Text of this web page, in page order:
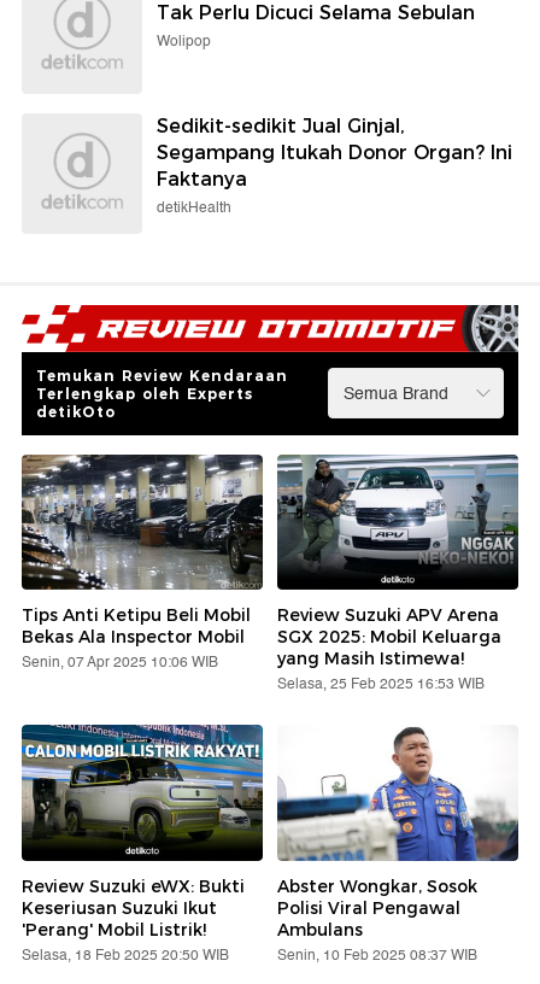
Tak Perlu Dicuci Selama Sebulan
Wolipop
Sedikit-sedikit Jual Ginjal,
Segampang Itukah Donor Organ? Ini
Faktanya
detikHealth
Temukan Review Kendaraan
Terlengkap oleh Experts
detikOto
Tips Anti Ketipu Beli Mobil
Bekas Ala Inspector Mobil
Senin, 07 Apr 2025 10:06 WIB
Review Suzuki APV Arena
SGX 2025: Mobil Keluarga
yang Masih Istimewa!
Selasa, 25 Feb 2025 16:53 WIB
Review Suzuki eWX: Bukti
Keseriusan Suzuki Ikut
'Perang' Mobil Listrik!
Selasa, 18 Feb 2025 20:50 WIB
Abster Wongkar, Sosok
Polisi Viral Pengawal
Ambulans
Senin, 10 Feb 2025 08:37 WIB